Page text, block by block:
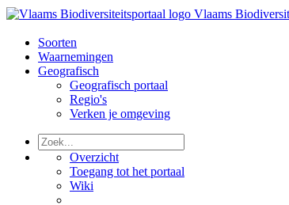
Vlaams
Soorten
Waarnemingen
Geografisch
Geografisch portaal
Regio's
Verken je omgeving
Overzicht
Toegang tot het portaal
Wiki